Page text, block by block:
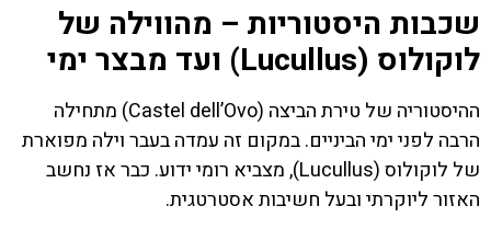
שכבות היסטוריות – מהווילה של
לוקולוס (Lucullus) ועד מבצר ימי
ההיסטוריה של טירת הביצה (Castel dell’Ovo) מתחילה
הרבה לפני ימי הביניים. במקום זה עמדה בעבר וילה מפוארת
של לוקולוס (Lucullus), מצביא רומי ידוע. כבר אז נחשב
האזור ליוקרתי ובעל חשיבות אסטרטגית.